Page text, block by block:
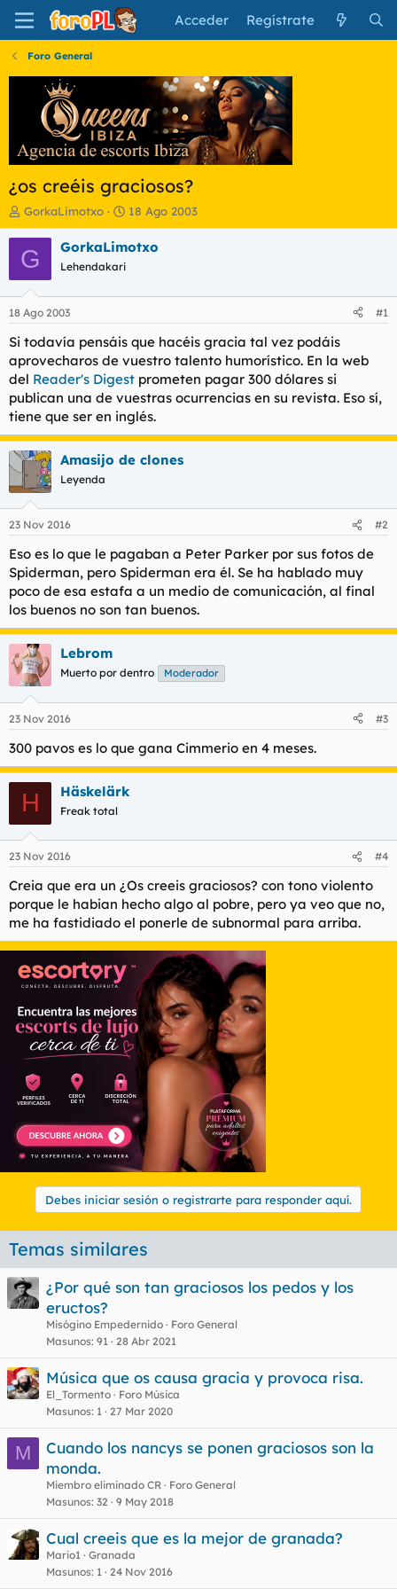
Acceder Regístrate
Foro General
¿os creéis graciosos?
I
n
i
c
a
d
o
r
e
l
t
e
m
a
GorkaLimotxo
F
e
c
i
n
c
i
o
18 Ago 2003
G GorkaLimotxo
Lehendakari
18 Ago 2003 #1
Si todavía pensáis que hacéis gracia tal vez podáis
aprovecharos de vuestro talento humorístico. En la web
del Reader's Digest prometen pagar 300 dólares si
publican una de vuestras ocurrencias en su revista. Eso sí,
tiene que ser en inglés.
Amasijo de clones
Leyenda
23 Nov 2016 #2
Eso es lo que le pagaban a Peter Parker por sus fotos de
Spiderman, pero Spiderman era él. Se ha hablado muy
poco de esa estafa a un medio de comunicación, al final
los buenos no son tan buenos.
Lebrom
Muerto por dentro Moderador
23 Nov 2016 #3
300 pavos es lo que gana Cimmerio en 4 meses.
H Häskelärk
Freak total
23 Nov 2016 #4
Creia que era un ¿Os creeis graciosos? con tono violento
porque le habian hecho algo al pobre, pero ya veo que no,
me ha fastidiado el ponerle de subnormal para arriba.
Debes iniciar sesión o registrarte para responder aquí.
Temas similares
¿Por qué son tan graciosos los pedos y los
eructos?
Misógino Empedernido
Foro General
Masunos 91 28 Abr 2021
Música que os causa gracia y provoca risa.
El_Tormento
Foro Música
Masunos 1 27 Mar 2020
M
Cuando los nancys se ponen graciosos son la
monda.
Miembro eliminado CR
Foro General
Masunos 32 9 May 2018
Cual creeis que es la mejor de granada?
Mario1 Granada
Masunos 1 24 Nov 2016